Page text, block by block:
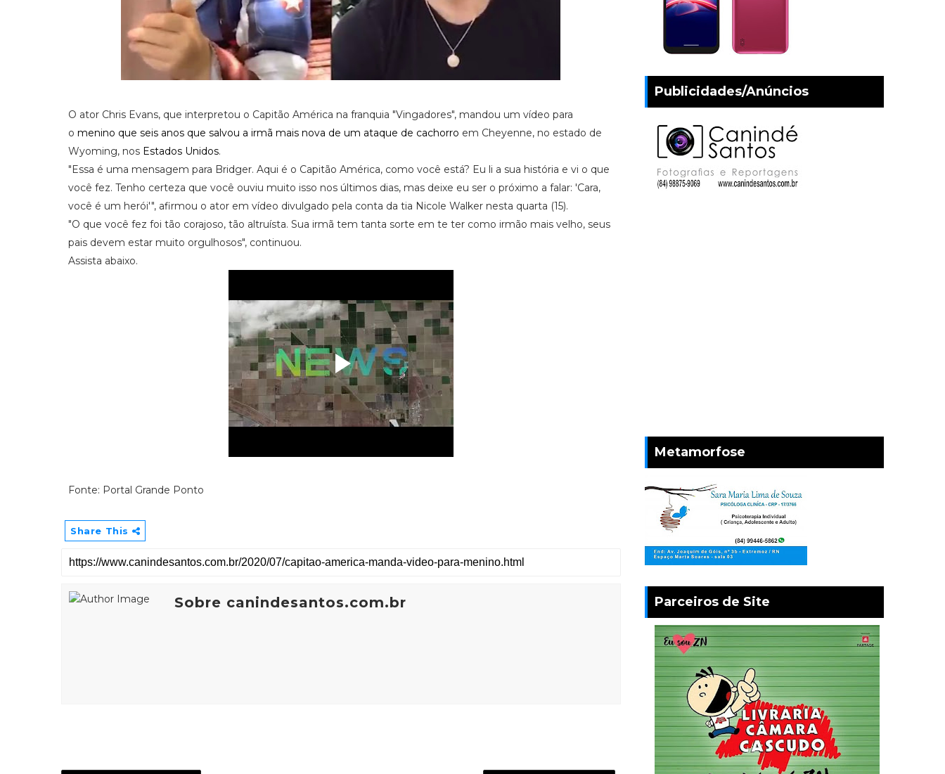
O ator Chris Evans, que interpretou o Capitão América na franquia "Vingadores", mandou um vídeo para
o menino que seis anos que salvou a irmã mais nova de um ataque de cachorro em Cheyenne, no estado de
Wyoming, nos Estados Unidos.
"Essa é uma mensagem para Bridger. Aqui é o Capitão América, como você está? Eu li a sua história e vi o que
você fez. Tenho certeza que você ouviu muito isso nos últimos dias, mas deixe eu ser o próximo a falar: 'Cara,
você é um herói'", afirmou o ator em vídeo divulgado pela conta da tia Nicole Walker nesta quarta (15).
"O que você fez foi tão corajoso, tão altruísta. Sua irmã tem tanta sorte em te ter como irmão mais velho, seus
pais devem estar muito orgulhosos", continuou.
Assista abaixo.
Fonte: Portal Grande Ponto
Share This
Sobre canindesantos.com.br
Publicidades/Anúncios
Metamorfose
Parceiros de Site